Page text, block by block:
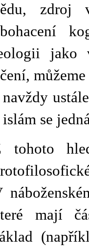
zdroj
jako
navždy
islám se
tohoto
mají